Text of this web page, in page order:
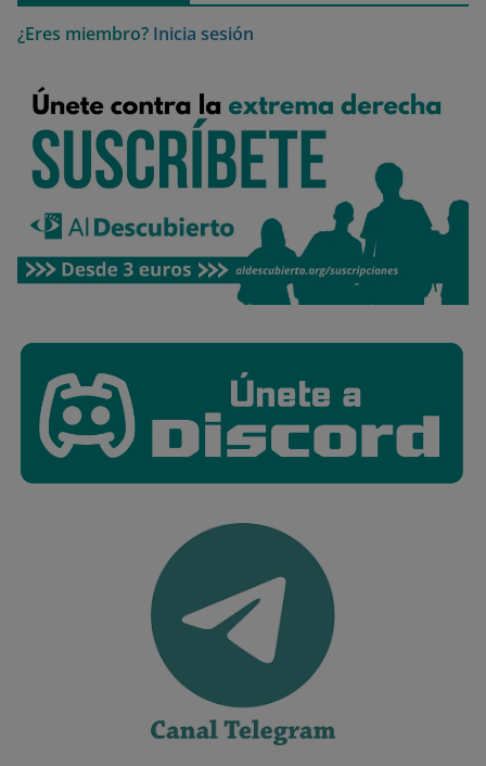
¿Eres miembro? Inicia sesión